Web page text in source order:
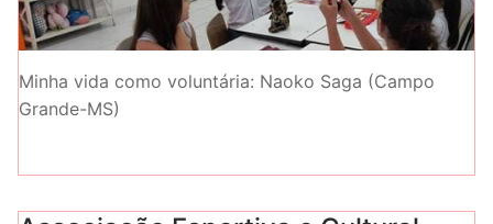
Minha vida como voluntária: Naoko Saga (Campo
Grande-MS)